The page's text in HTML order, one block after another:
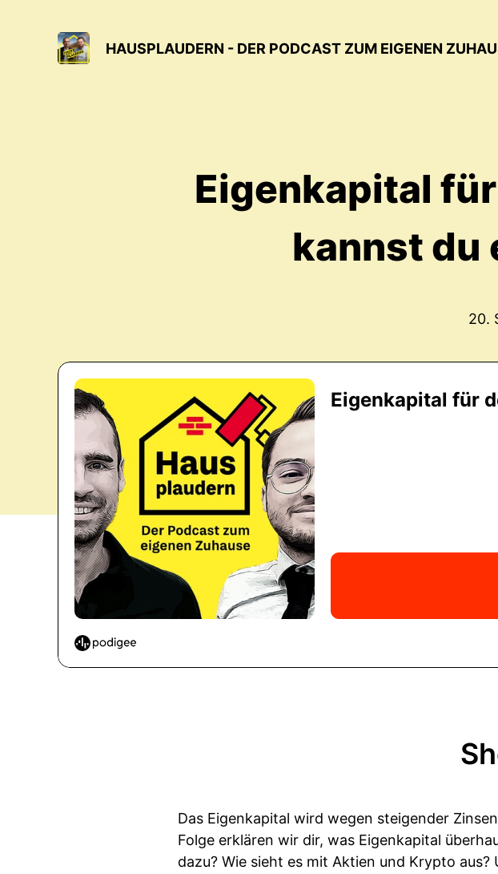
HAUSPLAUDERN - DER PODCAST ZUM EIGENEN
Eigenkapital
kannst du
20.
Das Eigenkapital wird wegen steigender
Folge erklären wir dir, was Eigenkapital
dazu? Wie sieht es mit Aktien und Krypto